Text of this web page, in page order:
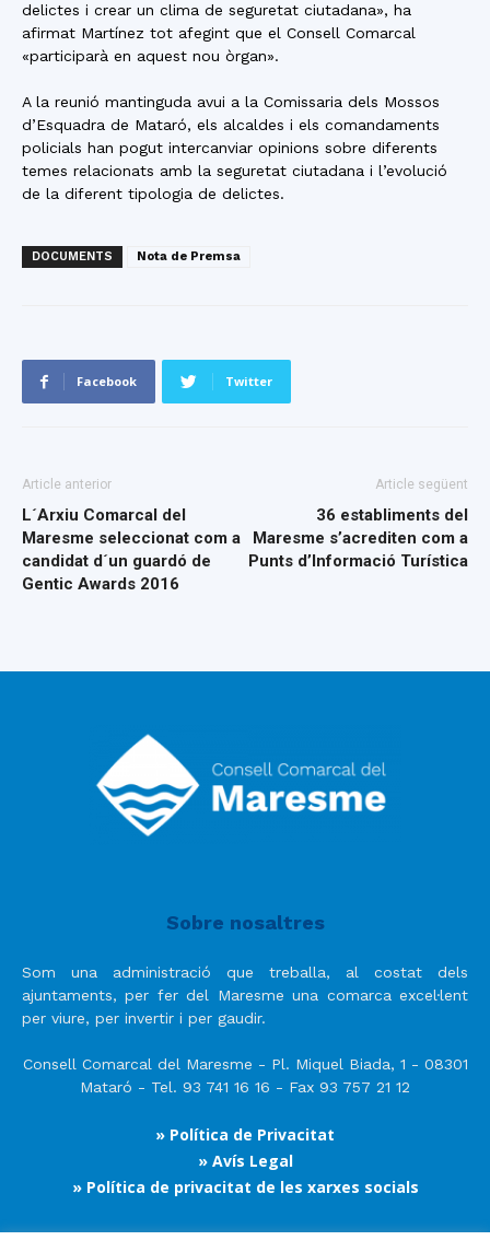
delictes i crear un clima de seguretat ciutadana», ha
afirmat Martínez tot afegint que el Consell Comarcal
«participarà en aquest nou òrgan».
A la reunió mantinguda avui a la Comissaria dels Mossos
d’Esquadra de Mataró, els alcaldes i els comandaments
policials han pogut intercanviar opinions sobre diferents
temes relacionats amb la seguretat ciutadana i l’evolució
de la diferent tipologia de delictes.
DOCUMENTS Nota de Premsa
Facebook Twitter
Article anterior
L´Arxiu Comarcal del
Maresme seleccionat com a
candidat d´un guardó de
Gentic Awards 2016
Article següent
36 establiments del
Maresme s’acrediten com a
Punts d’Informació Turística
Sobre nosaltres
Som una administració que treballa, al costat dels
ajuntaments, per fer del Maresme una comarca excel·lent
per viure, per invertir i per gaudir.
Consell Comarcal del Maresme - Pl. Miquel Biada, 1 - 08301
Mataró - Tel. 93 741 16 16 - Fax 93 757 21 12
» Política de Privacitat
» Avís Legal
» Política de privacitat de les xarxes socials